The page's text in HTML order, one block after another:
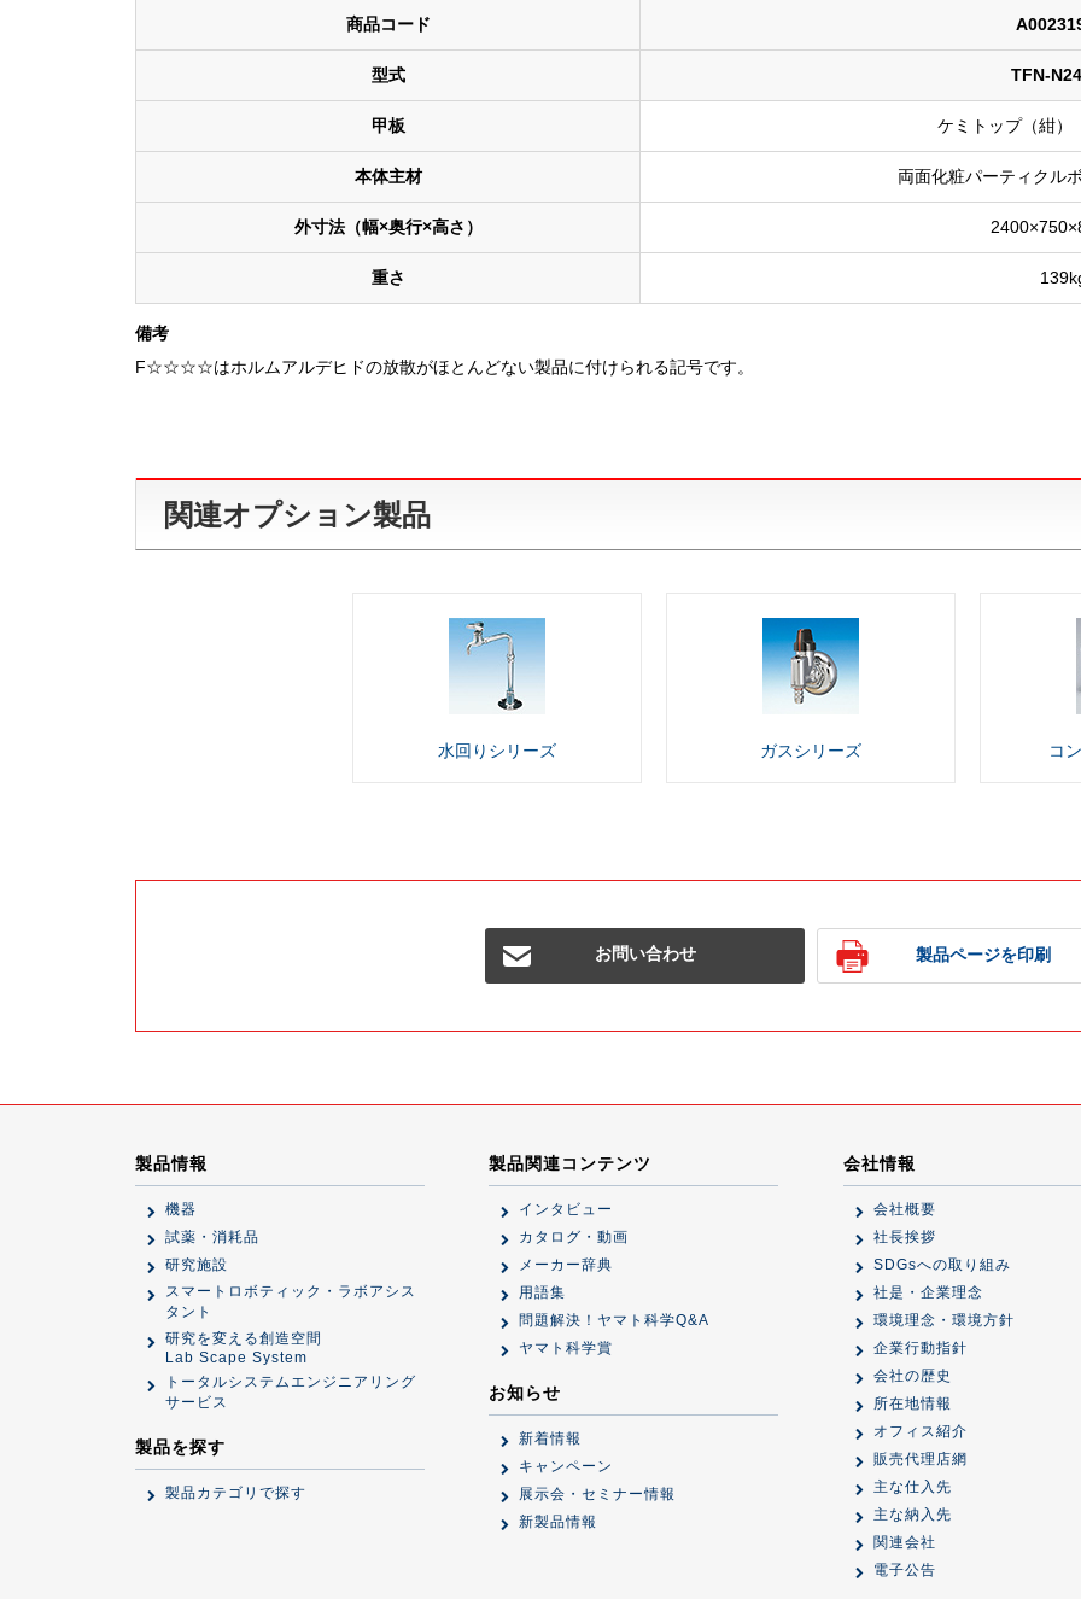
商品コード
型式 TFN-
甲板 ケミトップ（紺
本体主材 両面化粧パーティク
外寸法（幅×奥行×高さ）
重さ
備考
F☆☆☆☆はホルムアルデヒドの放散がほとんどない製品に付けられる記号です。
関連オプション製品
水回り シリーズ ガスシリーズ コ
お問い合わせ 製品ページを印刷
製品情報
機器
試薬・消耗品
研究施設
スマートロボティック・ラボアシス
タント
研究を変える創造空間
Lab Scape System
トータルシステムエンジニアリング
サービス
製品を探す
製品カテゴリで探す
製品関連コンテンツ
インタビュー
カタログ・動画
メーカー辞典
用語集
問題解決！ヤマト科学Q&A
ヤマト科学賞
お知らせ
新着情報
キャンペーン
展示会・セミナー情報
新製品情報
会社情報
会社概要
社長挨拶
SDGsへの取り組み
社是・企業理念
環境理念・環境方針
企業行動指針
会社の歴史
所在地情報
オフィス紹介
販売代理店網
主な仕入先
主な納入先
関連会社
電子公告